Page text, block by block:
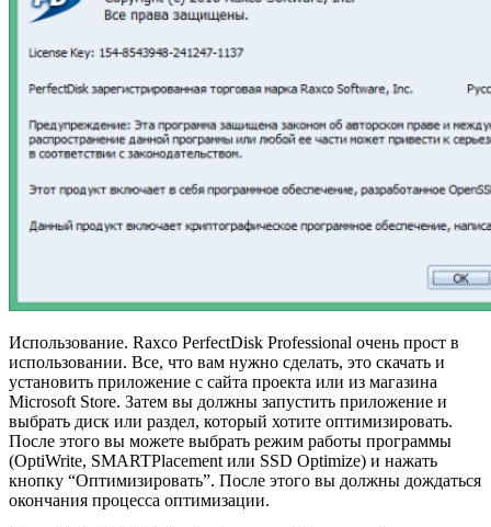
Использование. Raxco PerfectDisk Professional очень прост в
использовании. Все, что вам нужно сделать, это скачать и
установить приложение с сайта проекта или из магазина
Microsoft Store. Затем вы должны запустить приложение и
выбрать диск или раздел, который хотите оптимизировать.
После этого вы можете выбрать режим работы программы
(OptiWrite, SMARTPlacement или SSD Optimize) и нажать
кнопку “Оптимизировать”. После этого вы должны дождаться
окончания процесса оптимизации.